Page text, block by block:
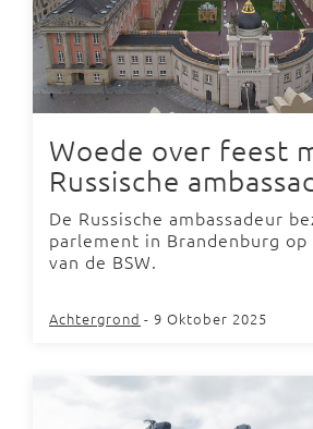
Woede over feest
Russische
De Russische ambassadeur
parlement in Brandenburg
van de BSW.
Achtergrond - 9 Oktober 2025